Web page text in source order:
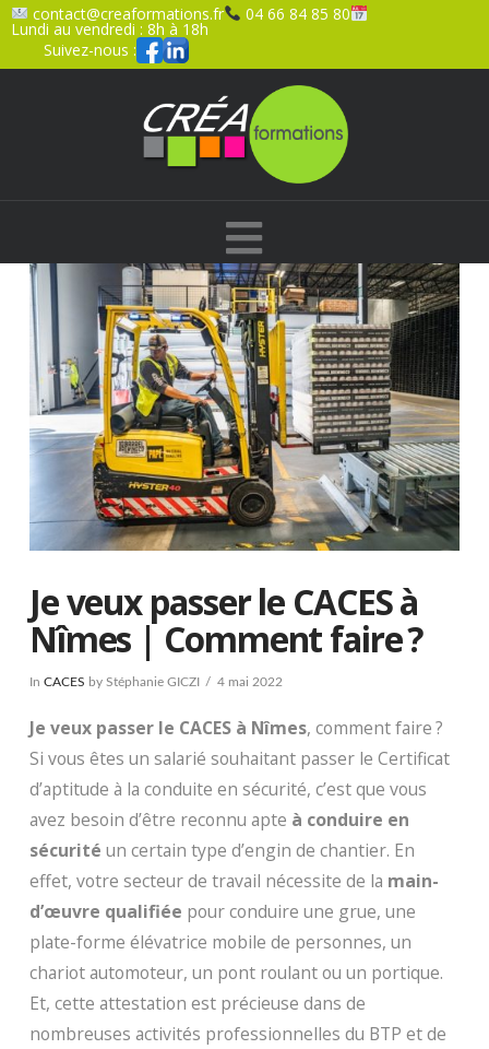
contact@creaformations.fr 04 66 84 85 80
Lundi au vendredi : 8h à 18h
Suivez-nous :
Navigation
Je veux passer le CACES à
Nîmes | Comment faire ?
In CACES by Stéphanie GICZI 4 mai 2022
Je veux passer le CACES à Nîmes, comment faire ?
Si vous êtes un salarié souhaitant passer le Certificat
d’aptitude à la conduite en sécurité, c’est que vous
avez besoin d’être reconnu apte à conduire en
sécurité un certain type d’engin de chantier. En
effet, votre secteur de travail nécessite de la main-
d’œuvre qualifiée pour conduire une grue, une
plate-forme élévatrice mobile de personnes, un
chariot automoteur, un pont roulant ou un portique.
Et, cette attestation est précieuse dans de
nombreuses activités professionnelles du BTP et de